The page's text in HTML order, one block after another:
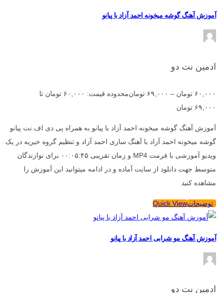
آموزش آهنگ گوشه میخونه احمد آزاد با پیانو
ادمین نت دو
۶۰,۰۰۰ تومان – ۶۹,۰۰۰ تومان
محدوده قیمت: ۶۰,۰۰۰ تومان تا
۶۹,۰۰۰ تومان
آموزش آهنگ گوشه میخونه احمد آزاد با پیانو به همراه پی دی اف نت پیانو
گوشه میخونه احمد آزاد با آهنگ سازی احمد آزاد و تنظیم گروه خیریه در یک
ویدیو آموزشی با فرمت MP4 و زمان تقریبی ۰۰:۰۵:۴۵ برای نوازندگان
متوسط جهت دانلود از سایت آماده و در ادامه میتوانید این آموزش را
مشاهده کنید
توضیحاتQuick View
آموزش آهنگ مو شرابی احمد آزاد با پیانو
ادمین نت دو